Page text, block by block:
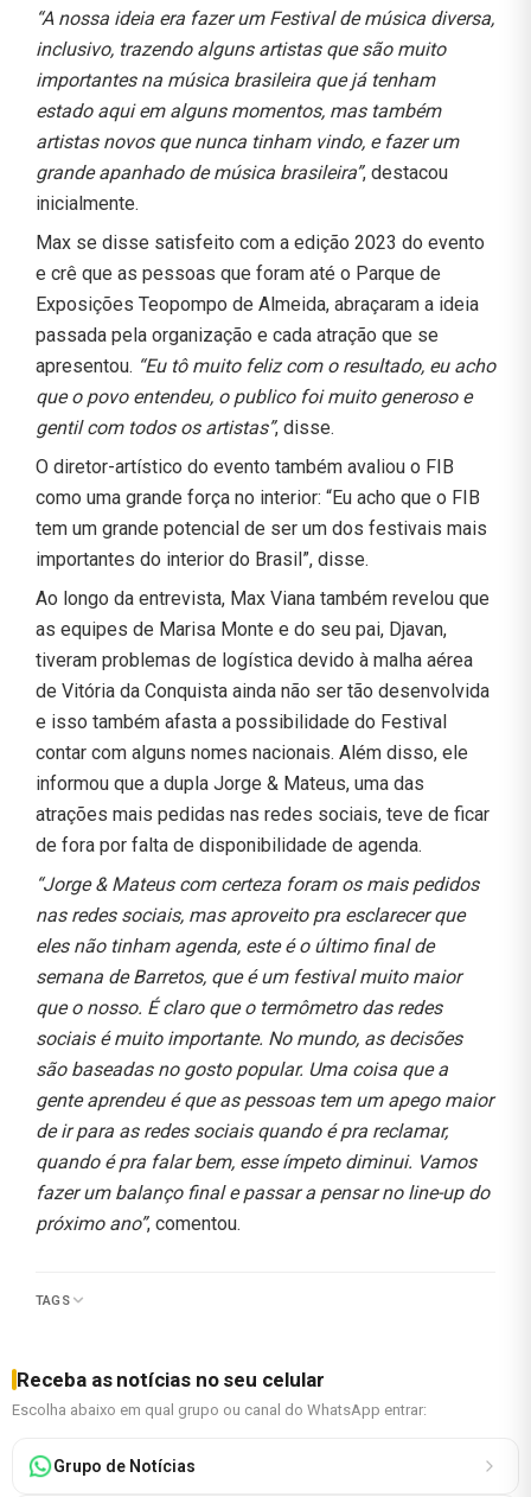
“A nossa ideia era fazer um Festival de música diversa,
inclusivo, trazendo alguns artistas que são muito
importantes na música brasileira que já tenham
estado aqui em alguns momentos, mas também
artistas novos que nunca tinham vindo, e fazer um
grande apanhado de música brasileira”, destacou
inicialmente.
Max se disse satisfeito com a edição 2023 do evento
e crê que as pessoas que foram até o Parque de
Exposições Teopompo de Almeida, abraçaram a ideia
passada pela organização e cada atração que se
apresentou. “Eu tô muito feliz com o resultado, eu acho
que o povo entendeu, o publico foi muito generoso e
gentil com todos os artistas”, disse.
O diretor-artístico do evento também avaliou o FIB
como uma grande força no interior: “Eu acho que o FIB
tem um grande potencial de ser um dos festivais mais
importantes do interior do Brasil”, disse.
Ao longo da entrevista, Max Viana também revelou que
as equipes de Marisa Monte e do seu pai, Djavan,
tiveram problemas de logística devido à malha aérea
de Vitória da Conquista ainda não ser tão desenvolvida
e isso também afasta a possibilidade do Festival
contar com alguns nomes nacionais. Além disso, ele
informou que a dupla Jorge & Mateus, uma das
atrações mais pedidas nas redes sociais, teve de ficar
de fora por falta de disponibilidade de agenda.
“Jorge & Mateus com certeza foram os mais pedidos
nas redes sociais, mas aproveito pra esclarecer que
eles não tinham agenda, este é o último final de
semana de Barretos, que é um festival muito maior
que o nosso. É claro que o termômetro das redes
sociais é muito importante. No mundo, as decisões
são baseadas no gosto popular. Uma coisa que a
gente aprendeu é que as pessoas tem um apego maior
de ir para as redes sociais quando é pra reclamar,
quando é pra falar bem, esse ímpeto diminui. Vamos
fazer um balanço final e passar a pensar no line-up do
próximo ano”, comentou.
TAGS
Receba as notícias no seu celular
Escolha abaixo em qual grupo ou canal do WhatsApp entrar:
Grupo de Notícias